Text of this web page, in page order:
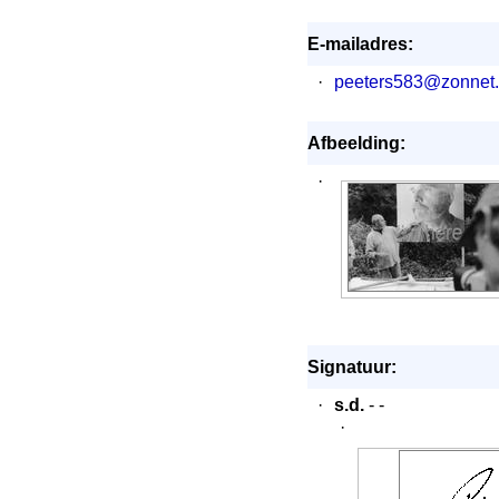
E-mailadres:
·
Afbeelding:
·
Signatuur:
·
s.d. - -
·